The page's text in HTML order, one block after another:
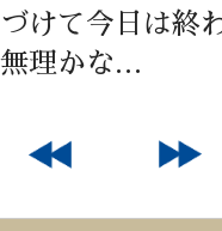
けて今日は終
理かな…